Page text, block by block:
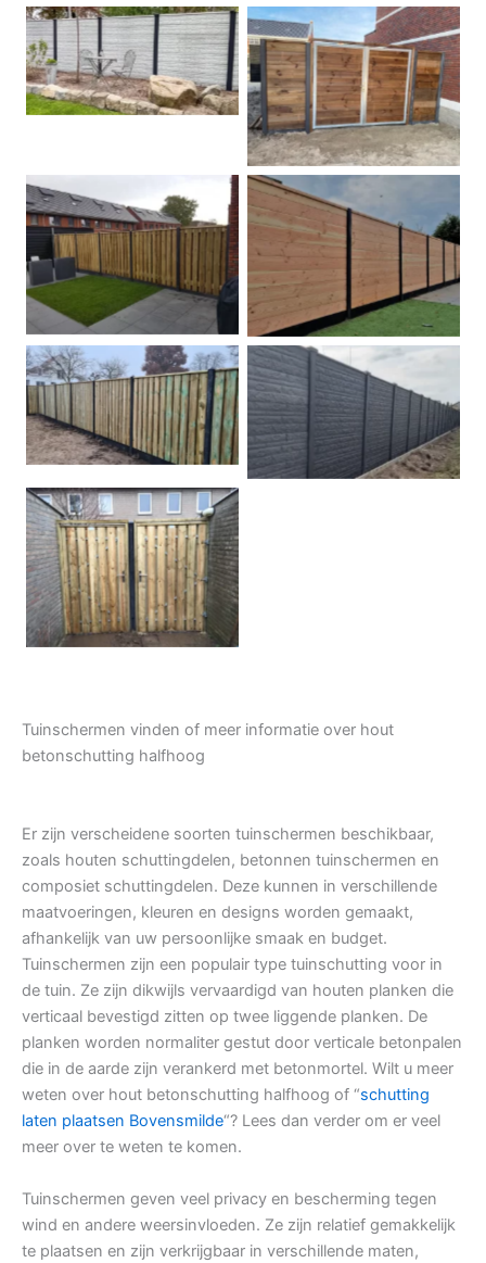
Betonschutting
Dubbele poort
Betonpalen schutting Douglas
Hout beton schuttingen Rots motief antraciet
Tuindeur grenen
Tuinschermen vinden of meer informatie over hout
betonschutting halfhoog
Er zijn verscheidene soorten tuinschermen beschikbaar,
zoals houten schuttingdelen, betonnen tuinschermen en
composiet schuttingdelen. Deze kunnen in verschillende
maatvoeringen, kleuren en designs worden gemaakt,
afhankelijk van uw persoonlijke smaak en budget.
Tuinschermen zijn een populair type tuinschutting voor in
de tuin. Ze zijn dikwijls vervaardigd van houten planken die
verticaal bevestigd zitten op twee liggende planken. De
planken worden normaliter gestut door verticale betonpalen
die in de aarde zijn verankerd met betonmortel. Wilt u meer
weten over hout betonschutting halfhoog of “schutting
laten plaatsen Bovensmilde“? Lees dan verder om er veel
meer over te weten te komen.
Tuinschermen geven veel privacy en bescherming tegen
wind en andere weersinvloeden. Ze zijn relatief gemakkelijk
te plaatsen en zijn verkrijgbaar in verschillende maten,